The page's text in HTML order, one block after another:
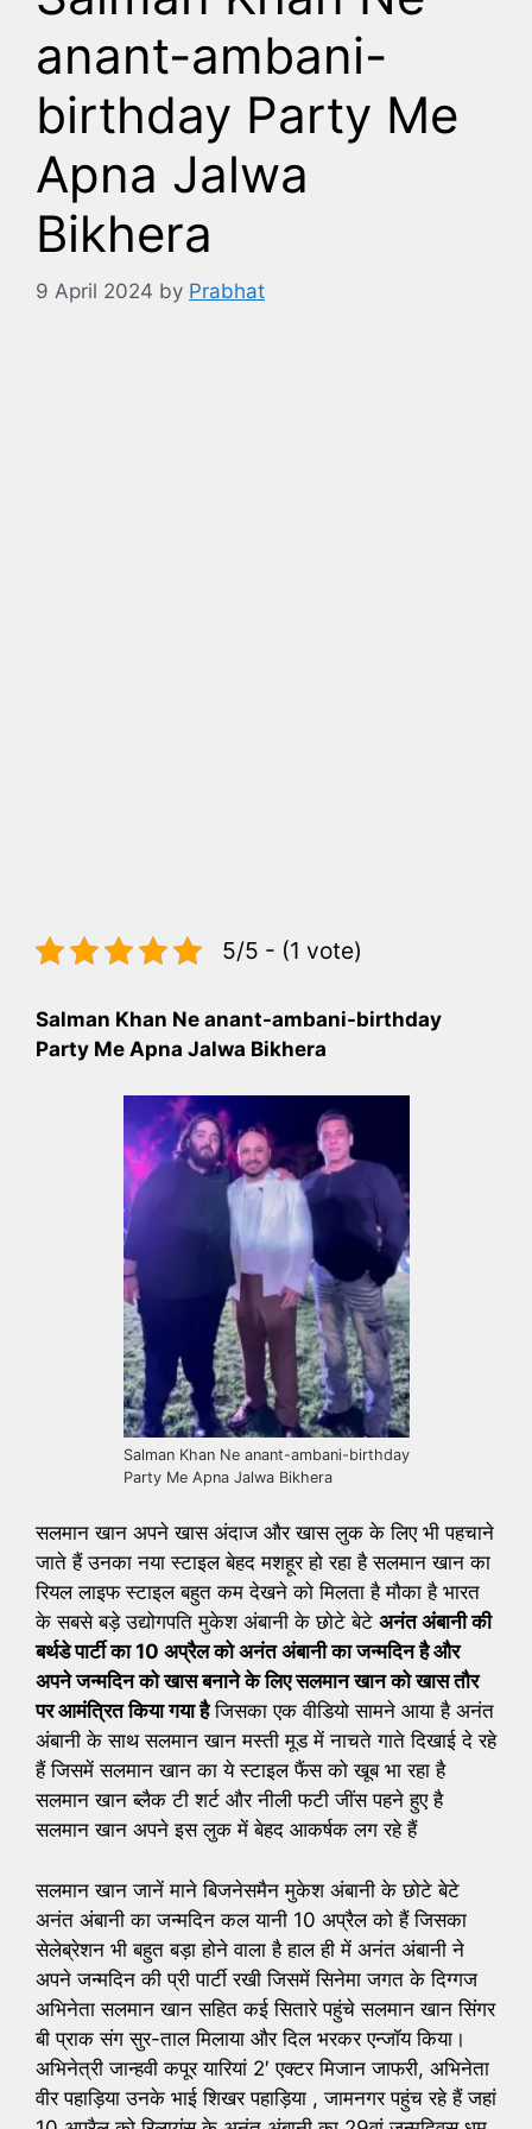
anant-ambani-
birthday Party Me
Apna Jalwa
Bikhera
9 April 2024 by Prabhat
5/5 - (1 vote)
Salman Khan Ne anant-ambani-birthday
Party Me Apna Jalwa Bikhera
Salman Khan Ne anant-ambani-birthday
Party Me Apna Jalwa Bikhera
सलमान खान अपने खास अंदाज और खास लुक के लिए भी पहचाने
जाते हैं उनका नया स्टाइल बेहद मशहूर हो रहा है सलमान खान का
रियल लाइफ स्टाइल बहुत कम देखने को मिलता है मौका है भारत
के सबसे बड़े उद्योगपति मुकेश अंबानी के छोटे बेटे अनंत अंबानी की
बर्थडे पार्टी का 10 अप्रैल को अनंत अंबानी का जन्मदिन है और
अपने जन्मदिन को खास बनाने के लिए सलमान खान को खास तौर
पर आमंत्रित किया गया हैजिसका एक वीडियो सामने आया है अनंत
अंबानी के साथ सलमान खान मस्ती मूड में नाचते गाते दिखाई दे रहे
हैं जिसमें सलमान खान का ये स्टाइल फैंस को खूब भा रहा है
सलमान खान ब्लैक टी शर्ट और नीली फटी जींस पहने हुए है
सलमान खान अपने इस लुक में बेहद आकर्षक लग रहे हैं
सलमान खान जानें माने बिजनेसमैन मुकेश अंबानी के छोटे बेटे
अनंत अंबानी का जन्मदिन कल यानी 10 अप्रैल को हैं जिसका
सेलेब्रेशन भी बहुत बड़ा होने वाला है हाल ही में अनंत अंबानी ने
अपने जन्मदिन की प्री पार्टी रखी जिसमें सिनेमा जगत के दिग्गज
अभिनेता सलमान खान सहित कई सितारे पहुंचे सलमान खान सिंगर
बी प्राक संग सुर-ताल मिलाया और दिल भरकर एन्जॉय किया।
अभिनेत्री जान्हवी कपूर यारियां 2′ एक्टर मिजान जाफरी, अभिनेता
वीर पहाड़िया उनके भाई शिखर पहाड़िया , जामनगर पहुंच रहे हैं जहां